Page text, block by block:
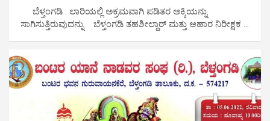
ಬೆಳ್ತಂಗಡಿ : ಲಾರಿಯಲ್ಲಿ ಅಕ್ರಮವಾಗಿ ಪಡಿತರ ಅಕ್ಕಿಯನ್ನು
ಸಾಗಿಸುತ್ತಿರುವುದನ್ನು ಬೆಳ್ತಂಗಡಿ ತಹಶೀಲ್ದಾರ್ ಮತ್ತು ಆಹಾರ ನಿರೀಕ್ಷಕ …